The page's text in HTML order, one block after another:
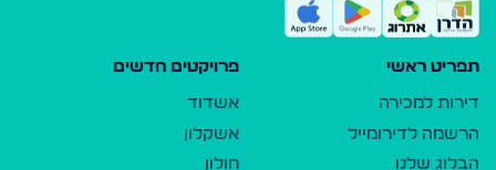
תפריט ראשי
דירות למכירה
הרשמה לדירומייל
הבלוג שלנו
פרויקטים חדשים
אשדוד
אשקלון
חולון